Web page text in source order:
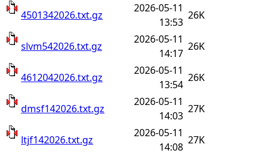
4501342026.txt.gz
2026-05-11
13:53
26K
slvm542026.txt.gz
2026-05-11
14:17
26K
4612042026.txt.gz
2026-05-11
13:54
26K
dmsf142026.txt.gz
2026-05-11
14:03
27K
ltjf142026.txt.gz
2026-05-11
14:08
27K